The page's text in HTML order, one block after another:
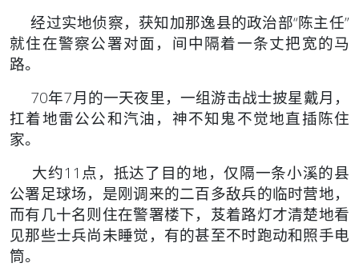
经过实地侦察，获知加那逸县的政治部“陈主任”
就住在警察公署对面，间中隔着一条丈把宽的马
路。
70年7月的一天夜里，一组游击战士披星戴月，
扛着地雷公公和汽油，神不知鬼不觉地直插陈住
家。
大约11点，抵达了目的地，仅隔一条小溪的县
公署足球场，是刚调来的二百多敌兵的临时营地，
而有几十名则住在警署楼下，芨着路灯才清楚地看
见那些士兵尚未睡觉，有的甚至不时跑动和照手电
筒。